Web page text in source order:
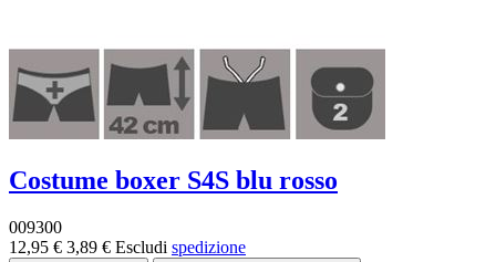
Costume boxer S4S blu rosso
009300
12,95 € 3,89 € Escludi spedizione